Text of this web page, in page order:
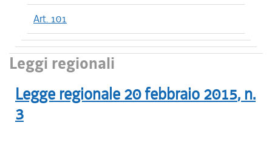
Art. 101
Leggi regionali
Legge regionale 20 febbraio 2015, n.
3